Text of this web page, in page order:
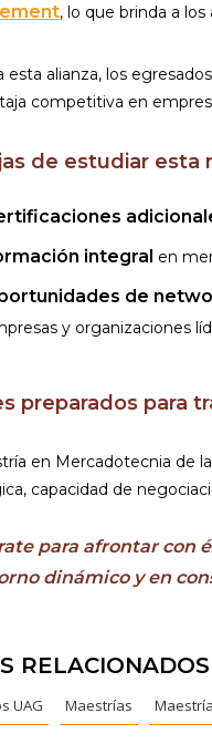
, lo que brinda a
esta alianza, los
competitiva en
de estudiar esta
integral en
de
y organizaciones
preparados para
en Mercadotecnia de
capacidad de
para afrontar con
dinámico y en
RELACIONADOS
UAG Maestrías